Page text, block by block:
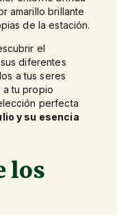
amarillo brillante
de la estación.
el
diferentes
a tus seres
a tu propio
perfecta
y su esencia
los